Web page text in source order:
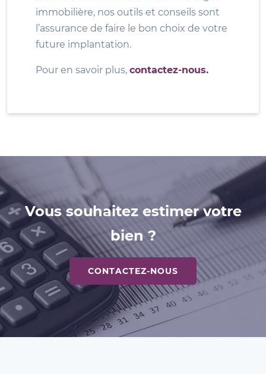
immobilière, nos outils et conseils sont
l’assurance de faire le bon choix de votre
future implantation.
Pour en savoir plus, contactez-nous.
Vous souhaitez estimer votre
bien ?
CONTACTEZ-NOUS